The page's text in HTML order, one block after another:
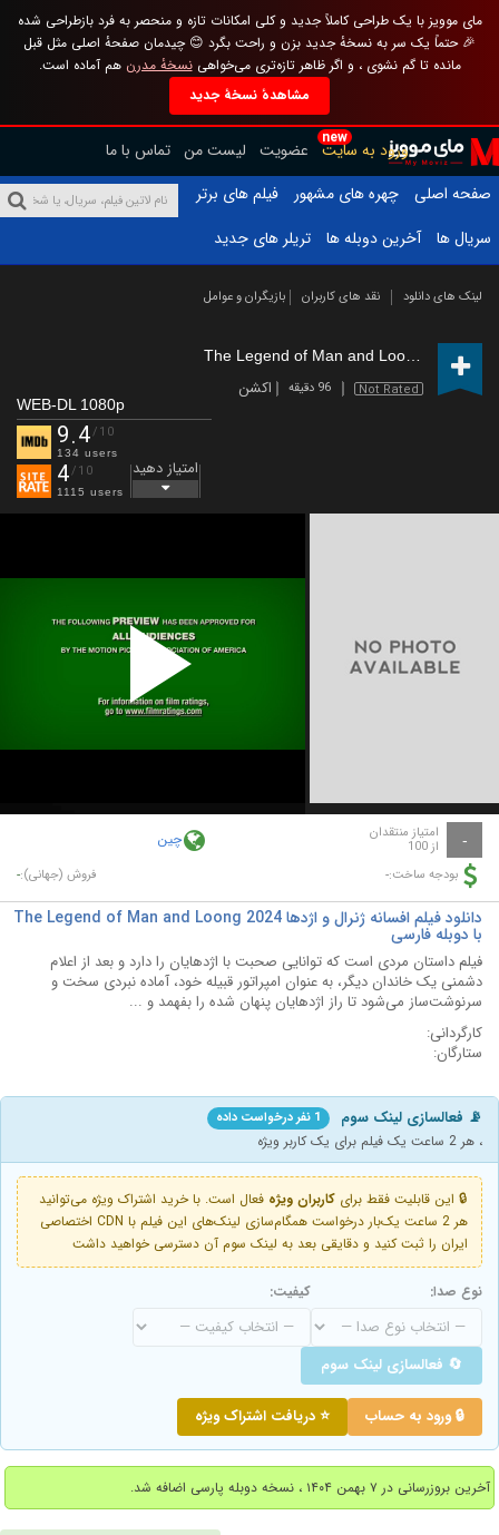
مای موویز با یک طراحی کاملاً جدید و کلی امکانات تازه و منحصر به فرد بازطراحی شده
🎉 حتماً یک سر به نسخهٔ جدید بزن و راحت بگرد 😊 چیدمان صفحهٔ اصلی مثل قبل
مانده تا گم نشوی ، و اگر ظاهر تازه‌تری می‌خواهینسخهٔ مدرن هم آماده است.
مشاهدهٔ نسخهٔ جدید
new
ورود به سایت عضویت لیست من تماس با ما
صفحه اصلی
چهره های مشهور
فیلم های برتر
سریال ها
آخرین دوبله ها تریلر های جدید
لینک های دانلود نقد های کاربران بازیگران و عوامل
(2024)
Not Rated 96 دقیقه اکشن
WEB-DL 1080p
9.4/10
134 users
4/10
1115 users
امتیاز دهید
Play
Video
- امتیاز منتقدان
از 100 چین
بودجه ساخت:- فروش (جهانی):-
دانلود فیلم افسانه ژنرال و اژدها The Legend of Man and Loong 2024
با دوبله فارسی
فیلم داستان مردی است که توانایی صحبت با اژدهایان را دارد و بعد از اعلام
دشمنی یک خاندان دیگر، به عنوان امپراتور قبیله خود، آماده نبردی سخت و
سرنوشت‌ساز می‌شود تا راز اژدهایان پنهان شده را بفهمد و ...
کارگردانی:
ستارگان:
📡 فعالسازی لینک سوم 1 نفر درخواست داده
، هر 2 ساعت یک فیلم برای یک کاربر ویژه
🔒 این قابلیت فقط برای کاربران ویژه فعال است. با خرید اشتراک ویژه می‌توانید
هر 2 ساعت یک‌بار درخواست همگام‌سازی لینک‌های این فیلم با CDN اختصاصی
ایران را ثبت کنید و دقایقی بعد به لینک سوم آن دسترسی خواهید داشت
نوع صدا: کیفیت:
🔄 فعالسازی لینک سوم
🔒 ورود به حساب ⭐ دریافت اشتراک ویژه
آخرین بروزرسانی در ۷ بهمن ۱۴۰۴ ، نسخه دوبله پارسی اضافه شد.